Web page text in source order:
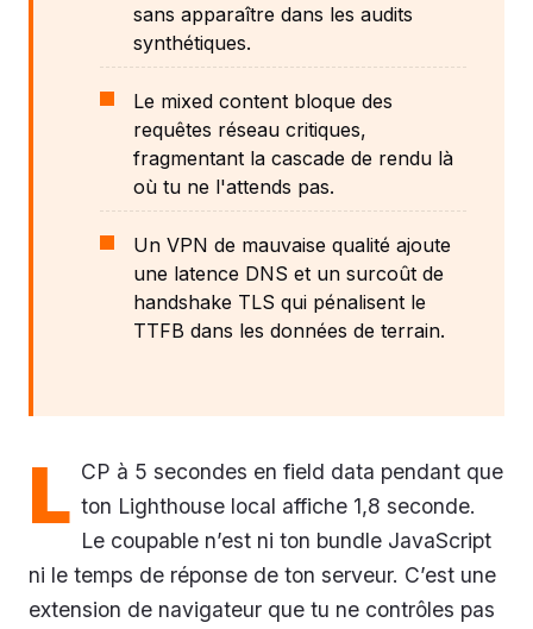
sans apparaître dans les audits
synthétiques.
Le mixed content bloque des
requêtes réseau critiques,
fragmentant la cascade de rendu là
où tu ne l'attends pas.
Un VPN de mauvaise qualité ajoute
une latence DNS et un surcoût de
handshake TLS qui pénalisent le
TTFB dans les données de terrain.
L CP à 5 secondes en field data pendant que
ton Lighthouse local affiche 1,8 seconde.
Le coupable n’est ni ton bundle JavaScript
ni le temps de réponse de ton serveur. C’est une
extension de navigateur que tu ne contrôles pas